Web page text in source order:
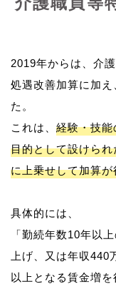
2019年からは、介
処遇改善加算に加
た。
これは、 経験・技
目的として設けら
に上乗せして加算
具体的には、
「勤続年数10年以
上げ、又は年収440